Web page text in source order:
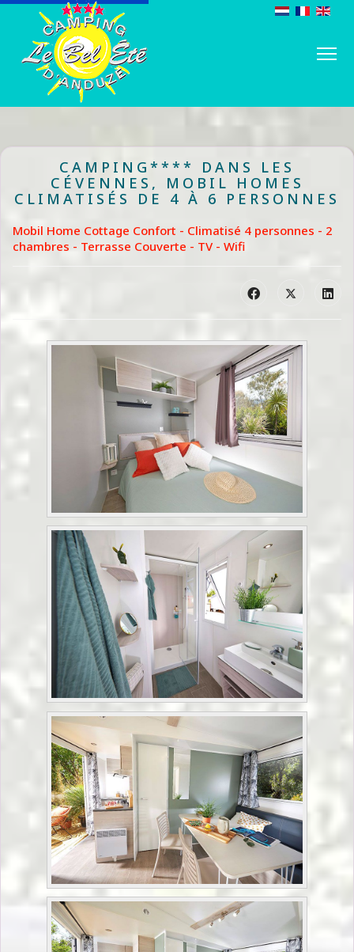
CAMPING**** DANS LES
CÉVENNES, MOBIL HOMES
CLIMATISÉS DE 4 À 6 PERSONNES
Mobil Home Cottage Confort - Climatisé 4 personnes - 2
chambres - Terrasse Couverte - TV - Wifi